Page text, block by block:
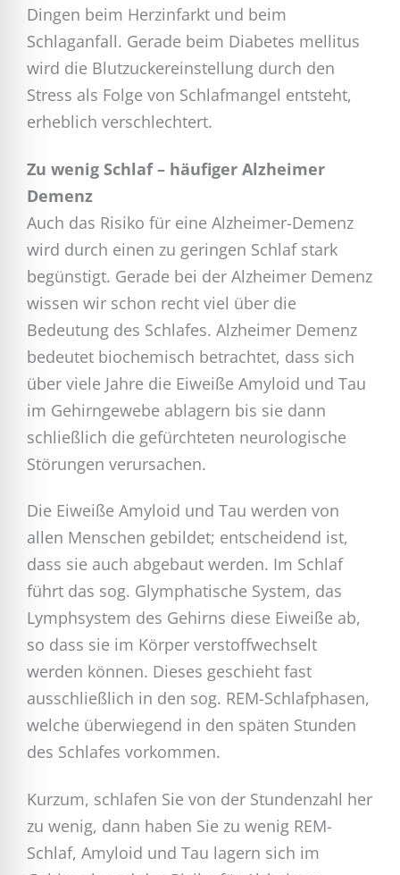
Dingen beim Herzinfarkt und beim
Schlaganfall. Gerade beim Diabetes mellitus
wird die Blutzuckereinstellung durch den
Stress als Folge von Schlafmangel entsteht,
erheblich verschlechtert.
Zu wenig Schlaf – häufiger Alzheimer
Demenz
Auch das Risiko für eine Alzheimer-Demenz
wird durch einen zu geringen Schlaf stark
begünstigt. Gerade bei der Alzheimer Demenz
wissen wir schon recht viel über die
Bedeutung des Schlafes. Alzheimer Demenz
bedeutet biochemisch betrachtet, dass sich
über viele Jahre die Eiweiße Amyloid und Tau
im Gehirngewebe ablagern bis sie dann
schließlich die gefürchteten neurologische
Störungen verursachen.
Die Eiweiße Amyloid und Tau werden von
allen Menschen gebildet; entscheidend ist,
dass sie auch abgebaut werden. Im Schlaf
führt das sog. Glymphatische System, das
Lymphsystem des Gehirns diese Eiweiße ab,
so dass sie im Körper verstoffwechselt
werden können. Dieses geschieht fast
ausschließlich in den sog. REM-Schlafphasen,
welche überwiegend in den späten Stunden
des Schlafes vorkommen.
Kurzum, schlafen Sie von der Stundenzahl her
zu wenig, dann haben Sie zu wenig REM-
Schlaf, Amyloid und Tau lagern sich im